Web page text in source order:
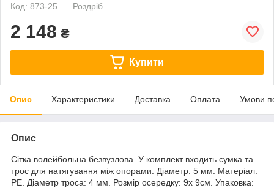
Код: 873-25
Роздріб
2 148 ₴
Купити
Опис Характеристики Доставка Оплата Умови
Опис
Сітка волейбольна безвузлова. У комплект входить сумка та
трос для натягування між опорами. Діаметр: 5 мм. Матеріал:
PE. Діаметр троса: 4 мм. Розмір осередку: 9х 9см. Упаковка: